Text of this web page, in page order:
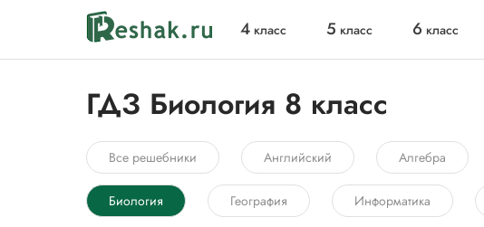
4 класс 5 класс 6 класс
ГДЗ Биология 8 класс
Все решебники Английский Алгебра
Биология География Информатика